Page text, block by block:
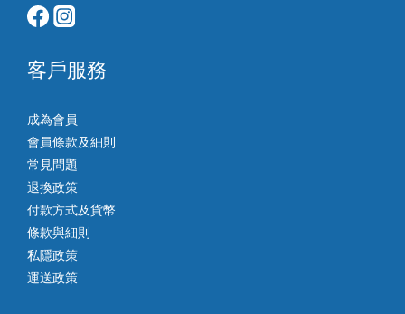
客戶服務
成為會員
會員條款及細則
常見問題
退換政策
付款方式及貨幣
條款與細則
私隱政策
運送政策